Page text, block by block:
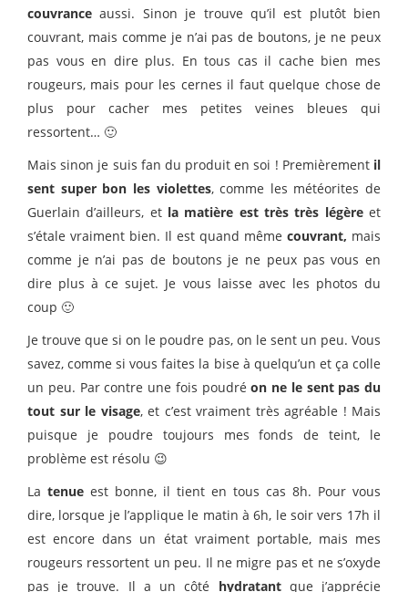
couvrance aussi. Sinon je trouve qu’il est plutôt bien
couvrant, mais comme je n’ai pas de boutons, je ne peux
pas vous en dire plus. En tous cas il cache bien mes
rougeurs, mais pour les cernes il faut quelque chose de
plus pour cacher mes petites veines bleues qui
ressortent… 🙂
Mais sinon je suis fan du produit en soi ! Premièrement il
sent super bon les violettes, comme les météorites de
Guerlain d’ailleurs, et la matière est très très légèreet
s’étale vraiment bien. Il est quand même couvrant, mais
comme je n’ai pas de boutons je ne peux pas vous en
dire plus à ce sujet. Je vous laisse avec les photos du
coup 🙂
Je trouve que si on le poudre pas, on le sent un peu. Vous
savez, comme si vous faites la bise à quelqu’un et ça colle
un peu. Par contre une fois poudréon ne le sent pas du
tout sur le visage, et c’est vraiment très agréable ! Mais
puisque je poudre toujours mes fonds de teint, le
problème est résolu 😉
La tenue est bonne, il tient en tous cas 8h. Pour vous
dire, lorsque je l’applique le matin à 6h, le soir vers 17h il
est encore dans un état vraiment portable, mais mes
rougeurs ressortent un peu. Il ne migre pas et ne s’oxyde
pas je trouve. Il a un côté hydratantque j’apprécie